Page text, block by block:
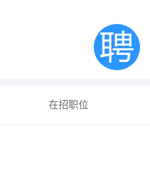
在招职位